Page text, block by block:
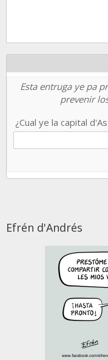
Esta entruga ye pa
prevenir
¿Cual ye la capital
Efrén d'Andrés